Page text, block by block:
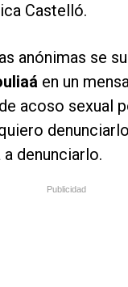
Castelló.
anónimas se
en un
acoso sexual
denunciarlo.
Publicidad